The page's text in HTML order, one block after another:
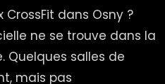
dans Osny ?
ne se trouve dans la
Quelques salles de
mais pas